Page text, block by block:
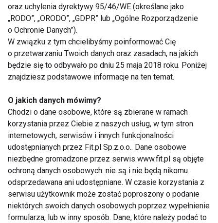
Nie przegap nowości ze
świata FIT!
Zapisz się do naszego newslettera
Wyrażam zgodę na otrzymywanie informacji
handlowej drogą elektroniczną na podany adres e-mail
przez FIT.PL. Więcej informacji znajdziesz w Polityce
Prywatności.
ZAPISZ SIĘ
oraz uchylenia dyrektywy 95/46/WE (określane jako
„RODO”, „ORODO”, „GDPR” lub „Ogólne Rozporządzenie
o Ochronie Danych”).
W związku z tym chcielibyśmy poinformować Cię
o przetwarzaniu Twoich danych oraz zasadach, na jakich
będzie się to odbywało po dniu 25 maja 2018 roku. Poniżej
znajdziesz podstawowe informacje na ten temat.
O jakich danych mówimy?
Chodzi o dane osobowe, które są zbierane w ramach
korzystania przez Ciebie z naszych usług, w tym stron
internetowych, serwisów i innych funkcjonalności
udostępnianych przez Fit.pl Sp.z.o.o.. Dane osobowe
niezbędne gromadzone przez serwis www.fit.pl są objęte
ochroną danych osobowych: nie są i nie będą nikomu
odsprzedawana ani udostępniane. W czasie korzystania z
serwisu użytkownik może zostać poproszony o podanie
niektórych swoich danych osobowych poprzez wypełnienie
formularza, lub w inny sposób. Dane, które należy podać to